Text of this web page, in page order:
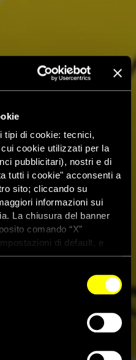
tipi di cookie: tecnici,
cookie utilizzati per la
pubblicitari), nostri e di
tutti i cookie" acconsenti a
sito; cliccando su
informazioni sui
La chiusura del banner
comando “X”
di default, e
navigazione con i cookie
uccisi